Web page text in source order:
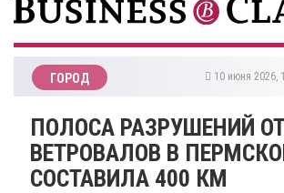
ГОРОД 10 июня 2026,
​ПОЛОСА РАЗРУШЕНИЙ
ВЕТРОВАЛОВ В
СОСТАВИЛА 400 КМ